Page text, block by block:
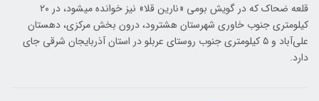
قلعه ضحاک که در گویش بومی «نارین قلا» نیز خوانده می­شود، در ۲۰
کیلومتری جنوب خاوری شهرستان هشترود، درون بخش مرکزی، دهستان
علی‌آباد و ۵ کیلومتری جنوب روستای عربلو در استان آذربایجان شرقی جای
دارد.